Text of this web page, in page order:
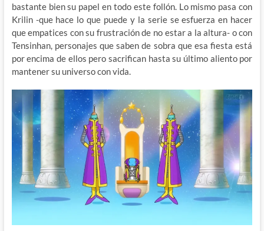
bastante bien su papel en todo este follón. Lo mismo pasa con
Krilin -que hace lo que puede y la serie se esfuerza en hacer
que empatices con su frustración de no estar a la altura- o con
Tensinhan, personajes que saben de sobra que esa fiesta está
por encima de ellos pero sacrifican hasta su último aliento por
mantener su universo con vida.